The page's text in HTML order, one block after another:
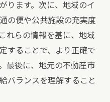
ります。次に、地域のイ
の便や公共施設の充実度
れらの情報を基に、地域
することで、より正確で
最後に、地元の不動産市
バランスを理解すること